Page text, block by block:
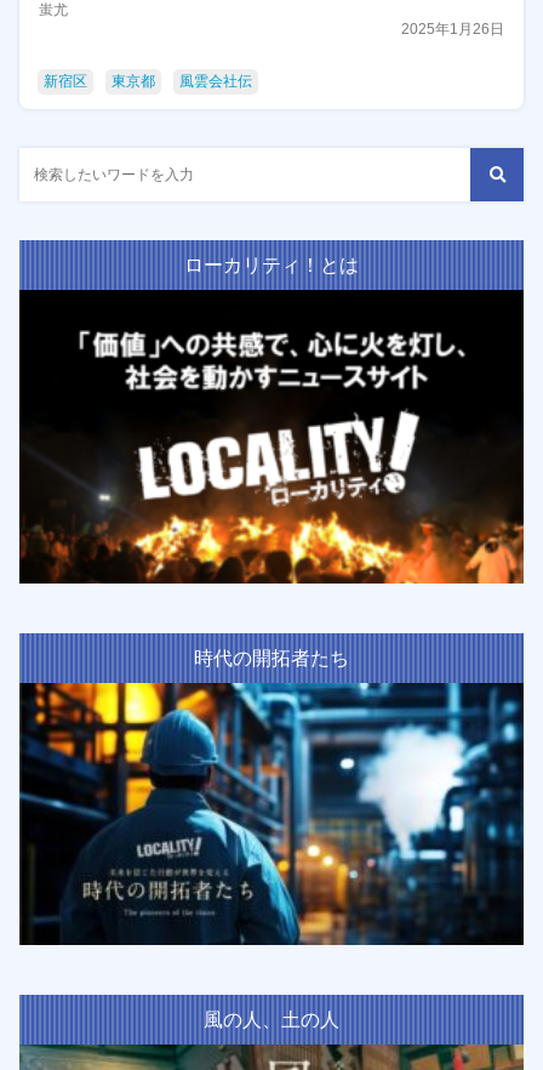
蚩尤
2025年1月26日
新宿区 東京都 風雲会社伝
ローカリティ！とは
時代の開拓者たち
風の人、土の人